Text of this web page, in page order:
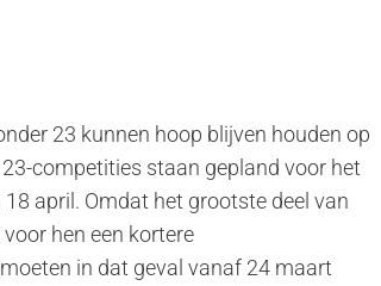
23 kunnen hoop blijven houden op
competities staan gepland voor het
april. Omdat het grootste deel van
hen een kortere
in dat geval vanaf 24 maart